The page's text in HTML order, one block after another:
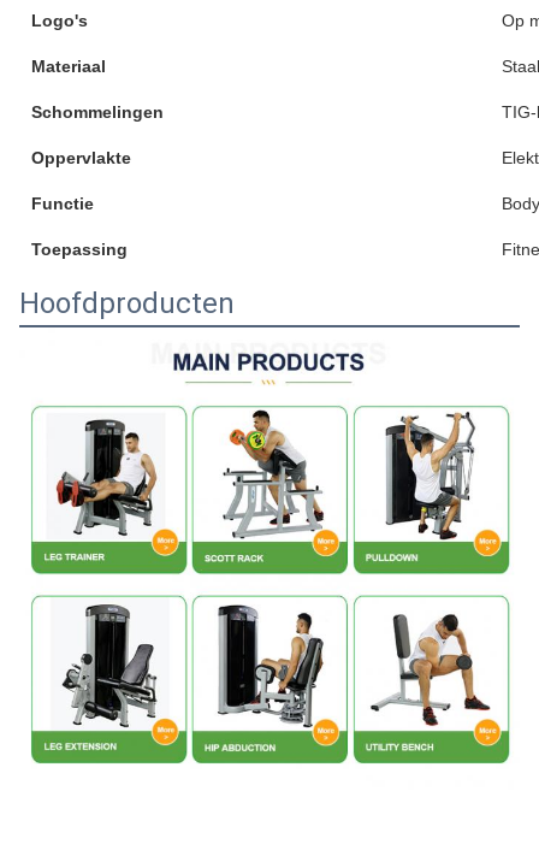
Logo's Op
Materiaal
Schommelingen
Oppervlakte
Functie
Toepassing
Hoofdproducten